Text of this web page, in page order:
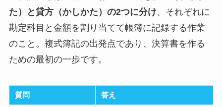
た）と貸方（かしかた）の2つに分け、それぞれに
勘定科目と金額を割り当てて帳簿に記録する作業
のこと。複式簿記の出発点であり、決算書を作る
ための最初の一歩です。
質問 答え